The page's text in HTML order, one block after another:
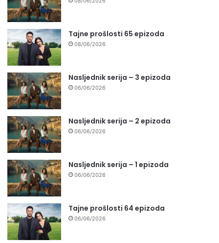
Tajne prošlosti 65 epizoda
08/06/2026
Nasljednik serija – 3 epizoda
06/06/2026
Nasljednik serija – 2 epizoda
06/06/2026
Nasljednik serija – 1 epizoda
06/06/2026
Tajne prošlosti 64 epizoda
06/06/2026